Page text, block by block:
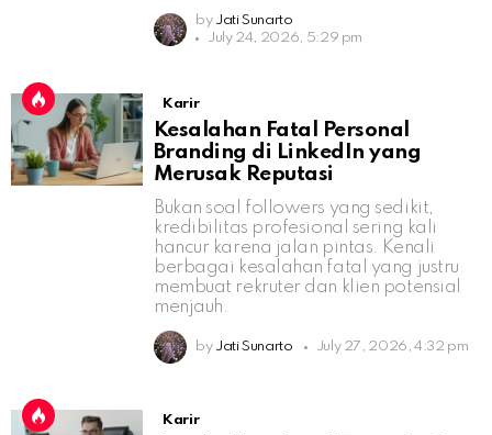
by Jati Sunarto
July 24, 2026, 5:29 pm
Karir
Kesalahan Fatal Personal
Branding di LinkedIn yang
Merusak Reputasi
Bukan soal followers yang sedikit,
kredibilitas profesional sering kali
hancur karena jalan pintas. Kenali
berbagai kesalahan fatal yang justru
membuat rekruter dan klien potensial
menjauh.
by Jati Sunarto July 27, 2026, 4:32 pm
Karir